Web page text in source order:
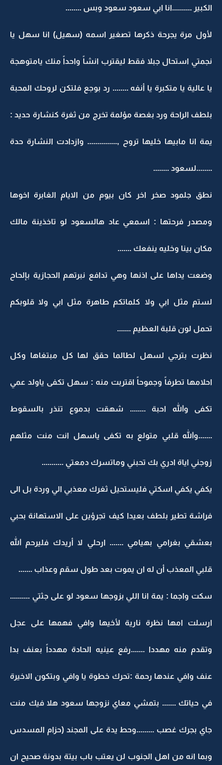
الكبير ..........انا ابي سعود سعود وبس ........
لأول مرة يجرحة ذكرها تصغير اسمه (سهيل) انا سهل يا
نجمتي استحال جبلا فقط ليقترب انشاً واحداً منك يامتوهجة
يا عالية يا متكبرة يا أنفه ........ رد بوجع فلتكن لروحك المحبة
بلطف الراحة ورد بغصة مؤلمة تخرج من ثغرة كنشارة حديد :
يمة انا مابيها خليها تروح ,............... وازدادت النشارة حدة
........لسعود ........
نطق جلمود صخر اخر كان بيوم من الايام الغابرة اخوها
ومصدر فرحتها : اسمعي عاد هالسعود لو تاخذينة مالك
مكان بينا وخليه ينفعك .......
وضعت يداها على اذنها وهي تدافع نبرتهم الحجازية بإلحاح
لستم مثل ابي ولا كلماتكم طاهرة مثل ابي ولا قلوبكم
تحمل لون قلبة العظيم .......
نظرت بترجي لسهل لطالما حقق لها كل مبتغاها وكل
احلامها تطرفاً وجموحاً اقتربت منه : سهل تكفى ياولد عمي
تكفى والله احبة ........ شهقت بدموع تنذر بالسقوط
.......والله قلبي متولع به تكفى ياسهل انت منت مثلهم
زوجني اياة ادري بك تحبني وماتسرك دمعتي ...........
يكفي يكفي اسكتي فليستحيل ثغرك معذبي الي وردة بل الى
فراشة تطير بلطف بعيدا كيف تجرؤين على الاستهانة بحبي
بعشقي بغرامي بهيامي ....... ارحلي لا أريدك فليرحم الله
قلبي المعذب أن له ان يموت بعد طول سقم وعذاب .......
سكت واجما : يمة انا اللي بزوجها سعود لو على جثتي ..........
ارسلت امها نظرة نارية لأخيها وافي فهمها على عجل
وتقدم منه مهددا .......رفع عينيه الحادة مهدداً بعنف بدا
عنف وافي عندها رحمة :تحرك خطوة يا وافي وبتكون الاخيرة
في حياتك ....... بتمشي معاي نزوجها سعود هلا فيك منت
جاي بجرك غصب .........وحط يدة على المجند (حزام المسدس
وبما انه من اهل الجنوب لن يعتب باب بيتة بدونة صحيح ان